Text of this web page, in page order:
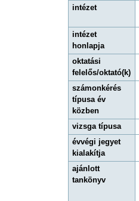
intézet
intézet
honlapja
oktatási
felelős/oktató(k)
számonkérés
típusa év
közben
vizsga típusa
évvégi jegyet
kialakítja
ajánlott
tankönyv